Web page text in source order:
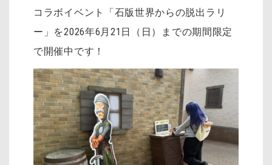
コラボイベント「石版世界からの脱出ラリ
ー」を2026年6月21日（日）までの期間限定
で開催中です！